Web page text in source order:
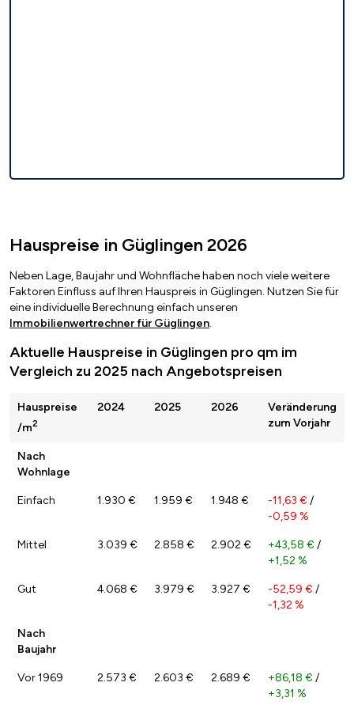
Hauspreise in Güglingen 2026
Neben Lage, Baujahr und Wohnfläche haben noch viele weitere
Faktoren Einfluss auf Ihren Hauspreis in Güglingen. Nutzen Sie für
eine individuelle Berechnung einfach unseren
Immobilienwertrechner für Güglingen.
Aktuelle Hauspreise in Güglingen pro qm im
Vergleich zu 2025 nach Angebotspreisen
Hauspreise
/m2
2024 2025 2026
Veränderung
zum Vorjahr
Nach
Wohnlage
Einfach 1.930 € 1.959 € 1.948 € -11,63 € /
-0,59 %
Mittel 3.039 € 2.858 € 2.902 € +43,58 € /
+1,52 %
Gut 4.068 € 3.979 € 3.927 € -52,59 € /
-1,32 %
Nach
Baujahr
Vor 1969 2.573 € 2.603 € 2.689 € +86,18 € /
+3,31 %